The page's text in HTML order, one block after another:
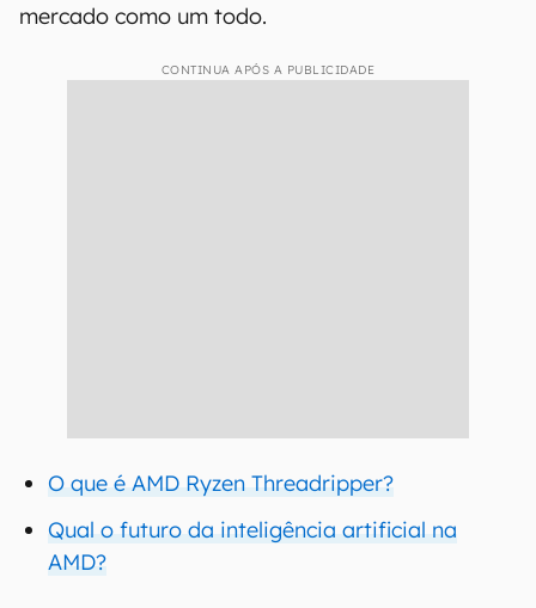
mercado como um todo.
CONTINUA APÓS A PUBLICIDADE
O que é AMD Ryzen Threadripper?
Qual o futuro da inteligência artificial na
AMD?